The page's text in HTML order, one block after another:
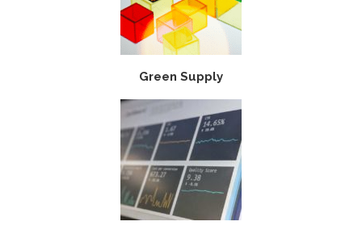
Green Supply